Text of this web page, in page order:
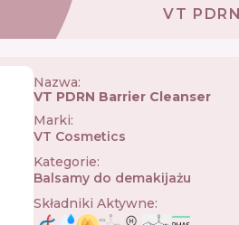
VT
Nazwa:
VT PDRN Barrier Cleanser
Marki:
VT Cosmetics
Kategorie:
Balsamy do demakijażu
Składniki Aktywne: